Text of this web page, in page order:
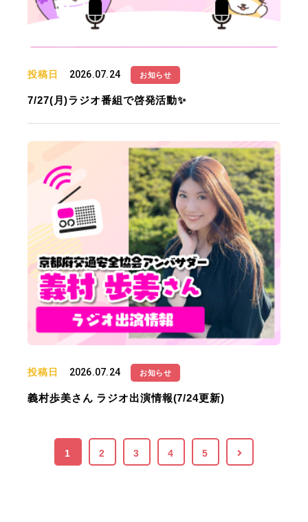
投稿日 2026.07.24 お知らせ
7/27(月)ラジオ番組で啓発活動✨
投稿日 2026.07.24 お知らせ
義村歩美さん ラジオ出演情報(7/24更新)
1 2 3 4 5